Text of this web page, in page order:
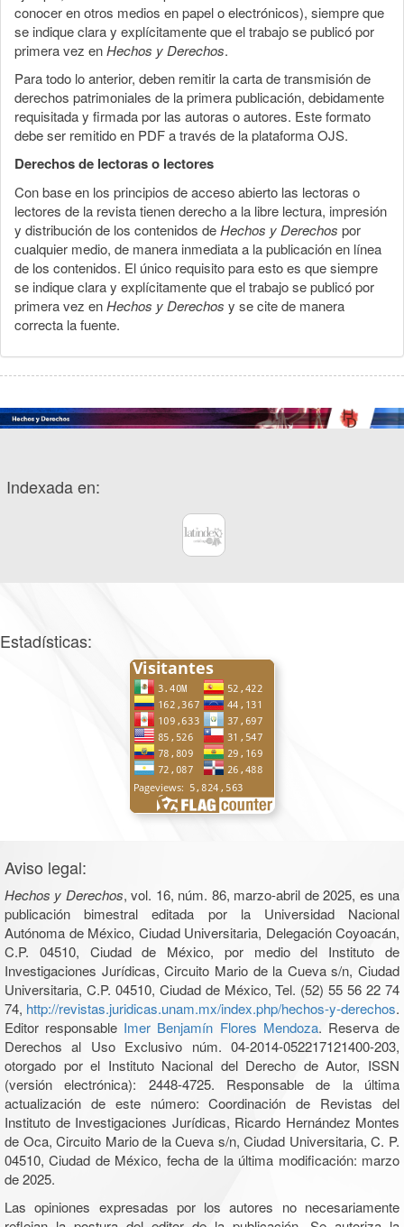
conocer en otros medios en papel o electrónicos), siempre que
se indique clara y explícitamente que el trabajo se publicó por
primera vez enHechos y Derechos.
Para todo lo anterior, deben remitir la carta de transmisión de
derechos patrimoniales de la primera publicación, debidamente
requisitada y firmada por las autoras o autores. Este formato
debe ser remitido en PDF a través de la plataforma OJS.
Derechos de lectoras o lectores
Con base en los principios de acceso abierto las lectoras o
lectores de la revista tienen derecho a la libre lectura, impresión
y distribución de los contenidos deHechos y Derechos por
cualquier medio, de manera inmediata a la publicación en línea
de los contenidos. El único requisito para esto es que siempre
se indique clara y explícitamente que el trabajo se publicó por
primera vez enHechos y Derechos y se cite de manera
correcta la fuente.
Indexada en:
Estadísticas:
Aviso legal:
Hechos y Derechos, vol. 16, núm. 86, marzo-abril de 2025, es una
publicación bimestral editada por la Universidad Nacional
Autónoma de México, Ciudad Universitaria, Delegación Coyoacán,
C.P. 04510, Ciudad de México, por medio del Instituto de
Investigaciones Jurídicas, Circuito Mario de la Cueva s/n, Ciudad
Universitaria, C.P. 04510, Ciudad de México, Tel. (52) 55 56 22 74
74, http://revistas.juridicas.unam.mx/index.php/hechos-y-derechos.
Editor responsable Imer Benjamín Flores Mendoza. Reserva de
Derechos al Uso Exclusivo núm. 04-2014-052217121400-203,
otorgado por el Instituto Nacional del Derecho de Autor, ISSN
(versión electrónica): 2448-4725. Responsable de la última
actualización de este número: Coordinación de Revistas del
Instituto de Investigaciones Jurídicas, Ricardo Hernández Montes
de Oca, Circuito Mario de la Cueva s/n, Ciudad Universitaria, C. P.
04510, Ciudad de México, fecha de la última modificación: marzo
de 2025.
Las opiniones expresadas por los autores no necesariamente